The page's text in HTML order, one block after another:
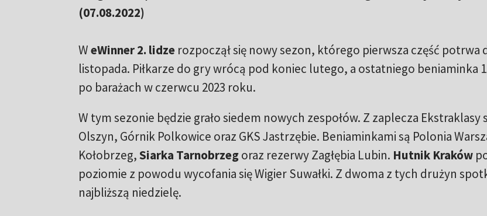
(07.08.2022)
WeWinner 2. lidzerozpoczął się nowy sezon, którego pierwsza część potrwa
listopada. Piłkarze do gry wrócą pod koniec lutego, a ostatniego beniaminka
po barażach w czerwcu 2023 roku.
W tym sezonie będzie grało siedem nowych zespołów. Z zaplecza Ekstraklasy
Olszyn, Górnik Polkowice oraz GKS Jastrzębie. Beniaminkami są Polonia
Kołobrzeg,Siarka Tarnobrzegoraz rezerwy Zagłębia Lubin. Hutnik Kraków
poziomie z powodu wycofania się Wigier Suwałki. Z dwoma z tych drużyn
najbliższą niedzielę.